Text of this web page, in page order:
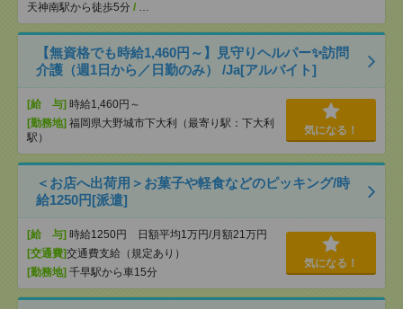
天神南駅から徒歩5分 / …
【無資格でも時給1,460円～】見守りヘルパー✨訪問
介護（週1日から／日勤のみ） /Ja[アルバイト]
[給 与] 時給1,460円～
[勤務地] 福岡県大野城市下大利（最寄り駅：下大利
駅）
気になる！
＜お店へ出荷用＞お菓子や軽食などのピッキング/時
給1250円[派遣]
[給 与] 時給1250円 日額平均1万円/月額21万円
[交通費]交通費支給（規定あり）
[勤務地] 千早駅から車15分
気になる！